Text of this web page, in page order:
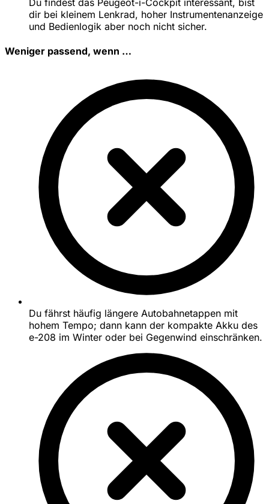
dir bei kleinem Lenkrad, hoher Instrumentenanzeige
und Bedienlogik aber noch nicht sicher.
Weniger passend, wenn …
Du fährst häufig längere Autobahnetappen mit
hohem Tempo; dann kann der kompakte Akku des
e-208 im Winter oder bei Gegenwind einschränken.